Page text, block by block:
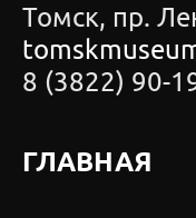
Томск, пр.
8 (3822) 90-
ГЛАВНАЯ